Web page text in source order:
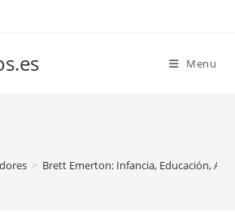
Menu
> Brett Emerton: Infancia, Educación,